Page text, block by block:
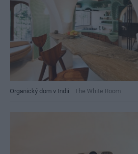
Organický dom v Indii The White Room